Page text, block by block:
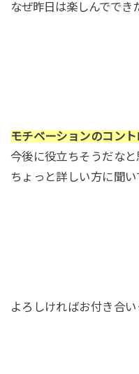
なぜ昨日は楽しんででき
モチベーションのコン
今後に役立ちそうだな
ちょっと詳しい方に聞い
よろしければお付き合い